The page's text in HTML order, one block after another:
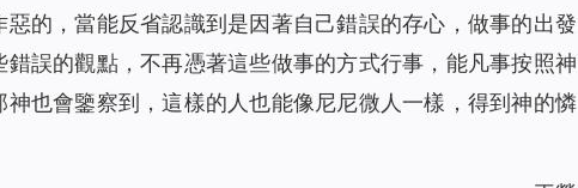
的，當能反省認識到是因著自己錯誤的存心，做事的出發
誤的觀點，不再憑著這些做事的方式行事，能凡事按照神
也會鑒察到，這樣的人也能像尼尼微人一樣，得到神的憐